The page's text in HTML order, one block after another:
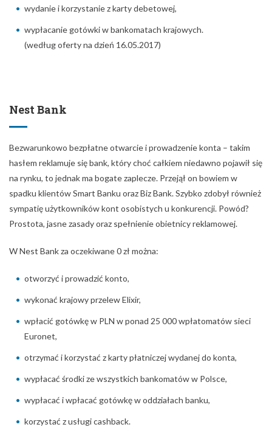
wydanie i korzystanie z karty debetowej,
wypłacanie gotówki w bankomatach krajowych.
(według oferty na dzień 16.05.2017)
Nest Bank
Bezwarunkowo bezpłatne otwarcie i prowadzenie konta – takim
hasłem reklamuje się bank, który choć całkiem niedawno pojawił się
na rynku, to jednak ma bogate zaplecze. Przejął on bowiem w
spadku klientów Smart Banku oraz Biz Bank. Szybko zdobył również
sympatię użytkowników kont osobistych u konkurencji. Powód?
Prostota, jasne zasady oraz spełnienie obietnicy reklamowej.
W Nest Bank za oczekiwane 0 zł można:
otworzyć i prowadzić konto,
wykonać krajowy przelew Elixir,
wpłacić gotówkę w PLN w ponad 25 000 wpłatomatów sieci
Euronet,
otrzymać i korzystać z karty płatniczej wydanej do konta,
wypłacać środki ze wszystkich bankomatów w Polsce,
wypłacać i wpłacać gotówkę w oddziałach banku,
korzystać z usługi cashback.